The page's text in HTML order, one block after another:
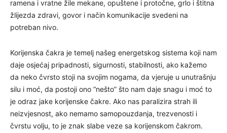
ramena i vratne žile mekane, opuštene i protočne, grlo i štitna
žlijezda zdravi, govor i način komunikacije svedeni na
potreban nivo.
Korijenska čakra je temelj našeg energetskog sistema koji nam
daje osjećaj pripadnosti, sigurnosti, stabilnosti, ako kažemo
da neko čvrsto stoji na svojim nogama, da vjeruje u unutrašnju
silu i moć, da postoji ono “nešto” što nam daje snagu i moć to
je odraz jake korijenske čakre. Ako nas paralizira strah ili
neizvjesnost, ako nemamo samopouzdanja, trezvenosti i
čvrstu volju, to je znak slabe veze sa korijenskom čakrom.